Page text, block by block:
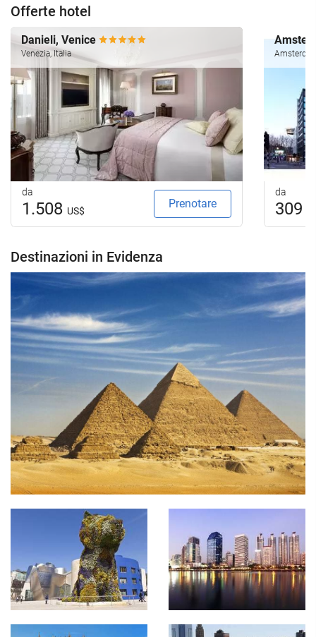
Offerte hotel
Danieli, Venice
Venezia, Italia
da
1.508 US$
Prenotare
da
309
Destinazioni in Evidenza